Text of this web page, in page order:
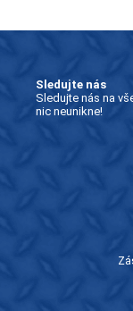
Sledujte nás
Sledujte nás na
nic neunikne!